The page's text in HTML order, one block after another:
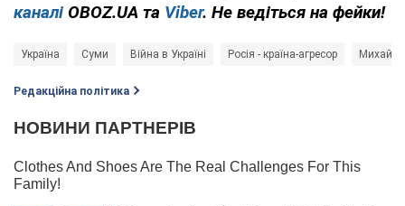
каналі OBOZ.UA та Viber. Не ведіться на фейки!
Україна Суми Війна в Україні Росія - країна-агресор
Редакційна політика